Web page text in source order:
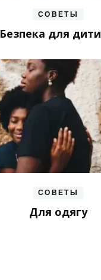
СОВЕТЫ
Безпека для
СОВЕТЫ
Для одягу